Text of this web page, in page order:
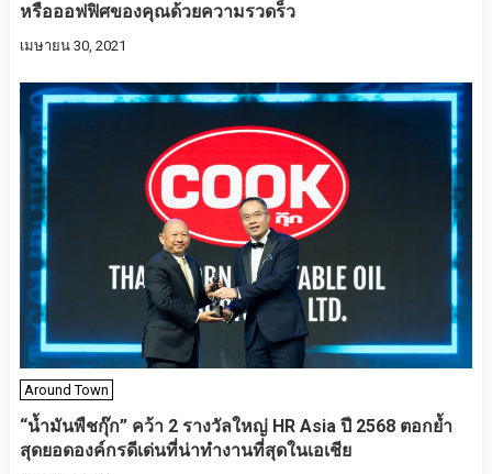
หรือออฟฟิศของคุณด้วยความรวดร็ว
เมษายน 30, 2021
Around Town
“น้ำมันพืชกุ๊ก” คว้า 2 รางวัลใหญ่ HR Asia ปี 2568 ตอกย้ำ
สุดยอดองค์กรดีเด่นที่น่าทำงานที่สุดในเอเชีย